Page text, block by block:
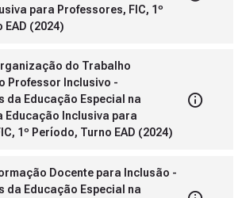
para Professores, FIC, 1º
EAD (2024)
do Trabalho
Professor Inclusivo -
da Educação Especial na
Educação Inclusiva para
1º Período, Turno EAD (2024)
Docente para Inclusão -
da Educação Especial na